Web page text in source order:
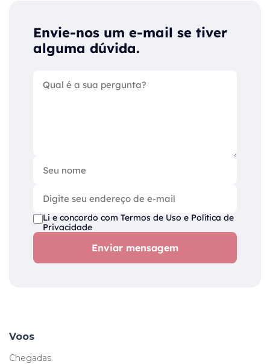
Envie-nos um e-mail se tiver
alguma dúvida.
Li e concordo com Termos de Uso e Política de
Privacidade
Enviar mensagem
Voos
Chegadas